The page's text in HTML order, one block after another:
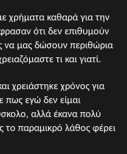
χρήματα καθαρά για την
ότι δεν επιθυμούν
να μας δώσουν περιθώρια
τι και γιατί.
χρειάστηκε χρόνος για
πως εγώ δεν είμαι
αλλά έκανα πολύ
το παραμικρό λάθος φέρει